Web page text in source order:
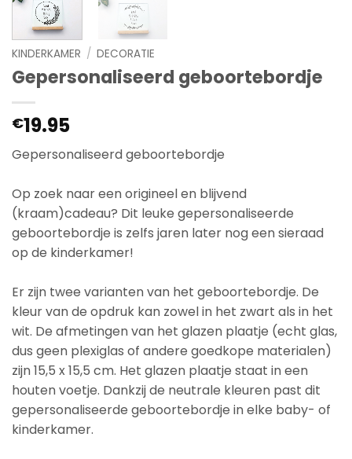
KINDERKAMER / DECORATIE
Gepersonaliseerd geboortebordje
€19.95
Gepersonaliseerd geboortebordje
Op zoek naar een origineel en blijvend
(kraam)cadeau? Dit leuke gepersonaliseerde
geboortebordje is zelfs jaren later nog een sieraad
op de kinderkamer!
Er zijn twee varianten van het geboortebordje. De
kleur van de opdruk kan zowel in het zwart als in het
wit. De afmetingen van het glazen plaatje (echt glas,
dus geen plexiglas of andere goedkope materialen)
zijn 15,5 x 15,5 cm. Het glazen plaatje staat in een
houten voetje. Dankzij de neutrale kleuren past dit
gepersonaliseerde geboortebordje in elke baby- of
kinderkamer.